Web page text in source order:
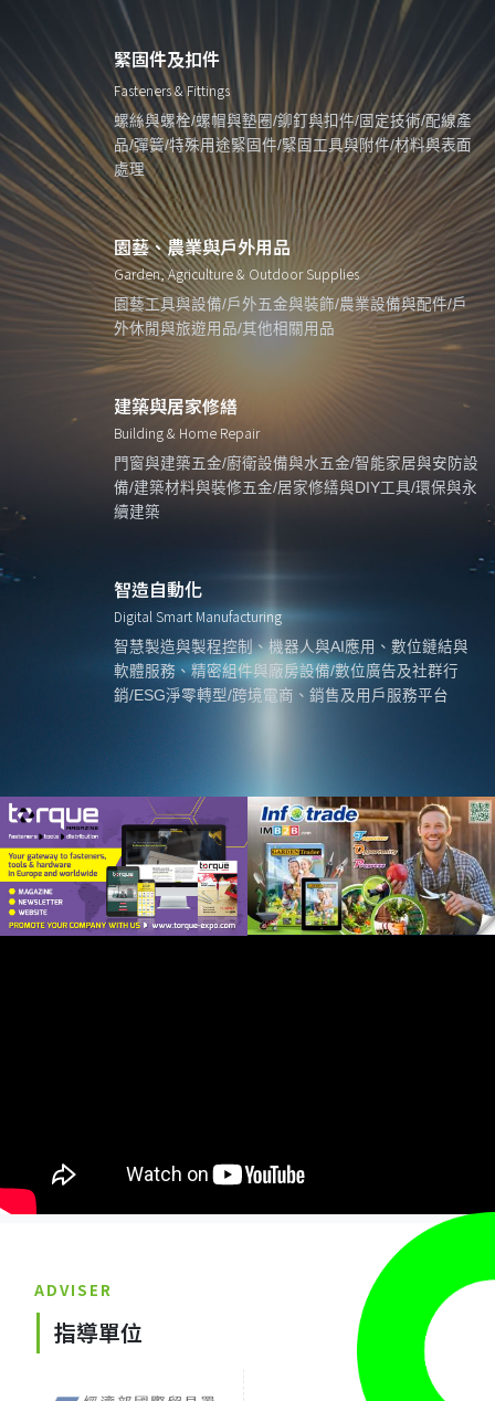
緊固件及扣件
Fasteners & Fittings
螺絲與螺栓/螺帽與墊圈/鉚釘與扣件/固定技術/配線產
品/彈簧/特殊用途緊固件/緊固工具與附件/材料與表面
處理
園藝、農業與戶外用品
Garden, Agriculture & Outdoor Supplies
園藝工具與設備/戶外五金與裝飾/農業設備與配件/戶
外休閒與旅遊用品/其他相關用品
建築與居家修繕
Building & Home Repair
門窗與建築五金/廚衛設備與水五金/智能家居與安防設
備/建築材料與裝修五金/居家修繕與DIY工具/環保與永
續建築
智造自動化
Digital Smart Manufacturing
智慧製造與製程控制、機器人與AI應用、數位鏈結與
軟體服務、精密組件與廠房設備/數位廣告及社群行
銷/ESG淨零轉型/跨境電商、銷售及用戶服務平台
ADVISER
指導單位